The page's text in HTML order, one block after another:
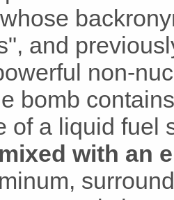
and
non-
bomb
of a liquid fuel
mixed with an